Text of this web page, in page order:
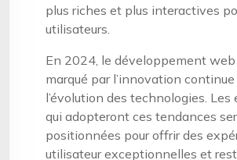
plus riches et plus interactives
utilisateurs.
En 2024, le développement web
marqué par l’innovation
l’évolution des technologies. Les
qui adopteront ces tendances
positionnées pour offrir des
utilisateur exceptionnelles et